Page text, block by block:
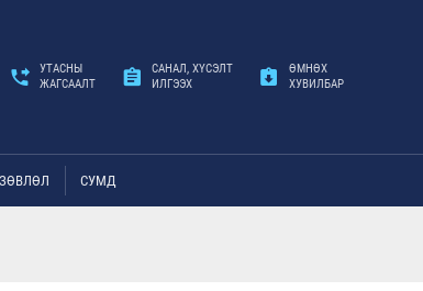
УТАСНЫ
ЖАГСААЛТ
САНАЛ, ХҮСЭЛТ
ИЛГЭЭХ
ӨМНӨХ
ХУВИЛБАР
СУМД